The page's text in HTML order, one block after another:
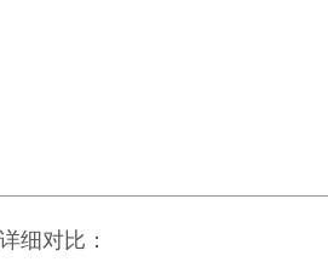
细对比：